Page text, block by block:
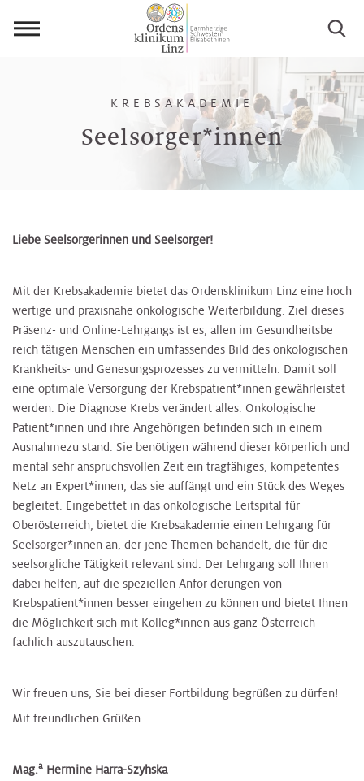
Seelsorger*innen
KREBSAKADEMIE
Liebe Seelsorgerinnen und Seelsorger!
Mit der Krebsakademie bietet das Ordensklinikum Linz eine hoch
wertige und praxisnahe onkologische Weiterbildung. Ziel dieses
Präsenz- und Online-Lehrgangs ist es, allen im Gesundheitsbe
reich tätigen Menschen ein umfassendes Bild des onkologischen
Krankheits- und Genesungsprozesses zu vermitteln. Damit soll
eine optimale Versorgung der Krebspatient*innen gewährleistet
werden. Die Diagnose Krebs verändert alles. Onkologische
Patient*innen und ihre Angehörigen befinden sich in einem
Ausnahmezu stand. Sie benötigen während dieser körperlich und
mental sehr anspruchsvollen Zeit ein tragfähiges, kompetentes
Netz an Expert*innen, das sie auffängt und ein Stück des Weges
begleitet. Eingebettet in das onkologische Leitspital für
Oberösterreich, bietet die Krebsakademie einen Lehrgang für
Seelsorger*innen an, der jene Themen behandelt, die für die
seelsorgliche Tätigkeit relevant sind. Der Lehrgang soll Ihnen
dabei helfen, auf die speziellen Anfor derungen von
Krebspatient*innen besser eingehen zu können und bietet Ihnen
die Möglichkeit sich mit Kolleg*innen aus ganz Österreich
fachlich auszutauschen.
Wir freuen uns, Sie bei dieser Fortbildung begrüßen zu dürfen!
Mit freundlichen Grüßen
Mag.a Hermine Harra-Szyhska